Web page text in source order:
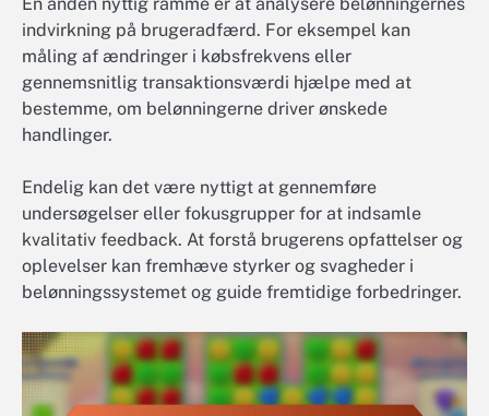
indvirkning på brugeradfærd. For eksempel kan
måling af ændringer i købsfrekvens eller
gennemsnitlig transaktionsværdi hjælpe med at
bestemme, om belønningerne driver ønskede
handlinger.
Endelig kan det være nyttigt at gennemføre
undersøgelser eller fokusgrupper for at indsamle
kvalitativ feedback. At forstå brugerens opfattelser og
oplevelser kan fremhæve styrker og svagheder i
belønningssystemet og guide fremtidige forbedringer.